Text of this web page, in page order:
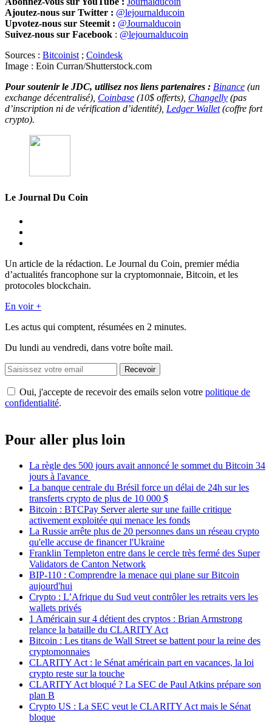
Ajoutez-nous sur Twitter : @lejournalducoin
Upvotez-nous sur Steemit : @Journalducoin
Suivez-nous sur Facebook : @lejournalducoin
Sources : Bitcoinist; Coindesk
Image : Eoin Curran/Shutterstock.com
Pour soutenir le JDC, utilisez nos liens partenaires : Binance (un
exchange décentralisé), Coinbase (10$ offerts), Changelly (pas
d’inscription ni de vérification d’identité), Ledger Wallet(coffre fort
crypto).
Le Journal Du Coin
Un article de la rédaction. Le Journal du Coin, premier média
d’actualités francophone sur la cryptomonnaie, Bitcoin, et les
protocoles blockchain.
En voir +
Les actus qui comptent, résumées en 2 minutes.
Du lundi au vendredi, dans votre boîte mail.
Recevoir
Oui, j'accepte de recevoir des emails selon votre politique de
confidentialité.
Pour aller plus loin
La règle des 500 jours avait annoncé le sommet du Bitcoin 34
jours à l'avance
La banque centrale du Brésil force un délai de 24h sur les
transferts crypto de plus de 10 000 $
Bitcoin : BTCPay Server alerte sur une faille critique
activement exploitée qui menace les fonds
La Russie arrête plus de 20 personnes dans un réseau crypto
qu'elle accuse de financer l'Ukraine
Franklin Templeton entre dans le cercle très fermé des Super
Validators de Canton Network
BIP-110 : Comprendre la menace qui plane sur Bitcoin
aujourd'hui
Crypto : L’Afrique du Sud veut contrôler les retraits vers les
wallets privés
1 Américain sur 4 détient des cryptos : Brian Armstrong
relance la bataille du CLARITY Act
Bitcoin : Les titans de Wall Street se battent pour la reine des
cryptomonnaies
CLARITY Act : le Sénat américain part en vacances, la loi
crypto reste sur la touche
CLARITY Act bloqué ? La SEC de Paul Atkins prépare son
plan B
Crypto US : La SEC veut le CLARITY Act mais le Sénat
bloque